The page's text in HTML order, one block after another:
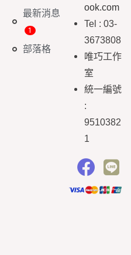
最新消息
部落格
ook.com
Tel : 03-
3673808
唯巧工作
室
統一編號
:
9510382
1